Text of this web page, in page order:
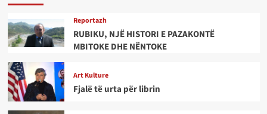
Reportazh
RUBIKU, NJË HISTORI E PAZAKONTË
MBITOKE DHE NËNTOKE
Art Kulture
Fjalë të urta për librin